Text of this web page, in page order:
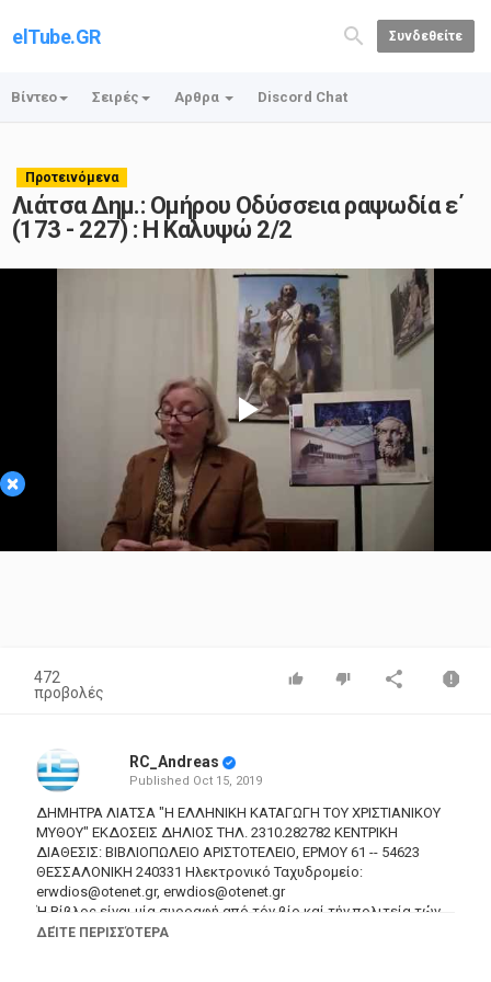
elTube.GR Συνδεθείτε
Βίντεο Σειρές Αρθρα Discord Chat
Προτεινόμενα
Λιάτσα Δημ.: Ομήρου Οδύσσεια ραψωδία ε΄
(173 - 227) : Η Καλυψώ 2/2
×
Play
Video
472
προβολές
RC_Andreas
Published Oct 15, 2019
ΔΗΜΗΤΡΑ ΛΙΑΤΣΑ "Η ΕΛΛΗΝΙΚΗ ΚΑΤΑΓΩΓΗ ΤΟΥ ΧΡΙΣΤΙΑΝΙΚΟΥ
ΜΥΘΟΥ" ΕΚΔΟΣΕΙΣ ΔΗΛΙΟΣ ΤΗΛ. 2310.282782 ΚΕΝΤΡΙΚΗ
ΔΙΑΘΕΣΙΣ: ΒΙΒΛΙΟΠΩΛΕΙΟ ΑΡΙΣΤΟΤΕΛΕΙΟ, ΕΡΜΟΥ 61 -- 54623
ΘΕΣΣΑΛΟΝΙΚΗ 240331 Ηλεκτρονικό Ταχυδρομείο:
erwdios@otenet.gr, erwdios@otenet.gr
Ή Βίβλος είναι μία συρραφή από τόν βίο καί τήν πολιτεία τών
θεών, ηρώων καί προσωπικοτήτων του Ελληνικού κόσμου.
ΔΕΊΤΕ ΠΕΡΙΣΣΌΤΕΡΑ